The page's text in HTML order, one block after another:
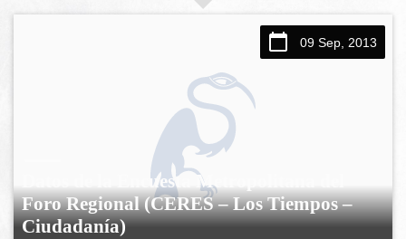
09 Sep, 2013
Datos de la Encuesta Metropolitana del
Foro Regional (CERES – Los Tiempos –
Ciudadanía)